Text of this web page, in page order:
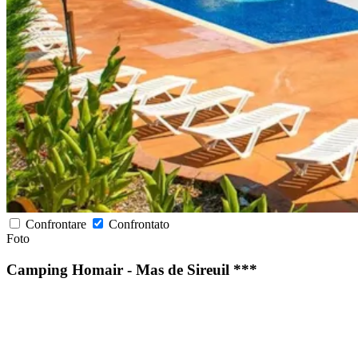
Confrontare
Confrontato
Foto
Camping Homair - Mas de Sireuil ***